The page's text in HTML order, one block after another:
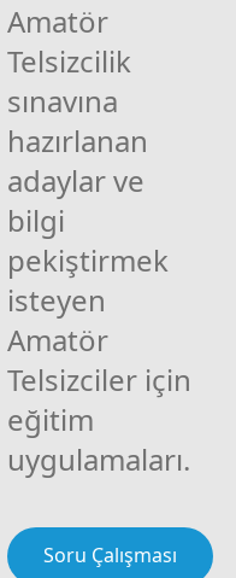
Amatör
Telsizcilik
sınavına
hazırlanan
adaylar ve
bilgi
pekiştirmek
isteyen
Amatör
Telsizciler için
eğitim
uygulamaları.
Soru Çalışması